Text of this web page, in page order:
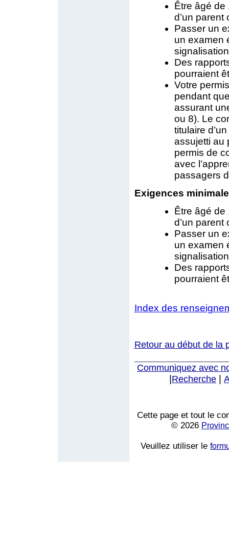
Être âgé de
d’un parent
Passer un
un examen
Des
pourraient
Votre
pendant
assurant
ou 8). Le
titulaire
assujetti au
permis de
avec
passagers
Exigences
Être âgé de
d’un parent
Passer un
un examen
Des
pourraient
Index des
Retour au début de la
Communiquez avec
Recherche
Cette page et tout le
© 2026
Veuillez utiliser le